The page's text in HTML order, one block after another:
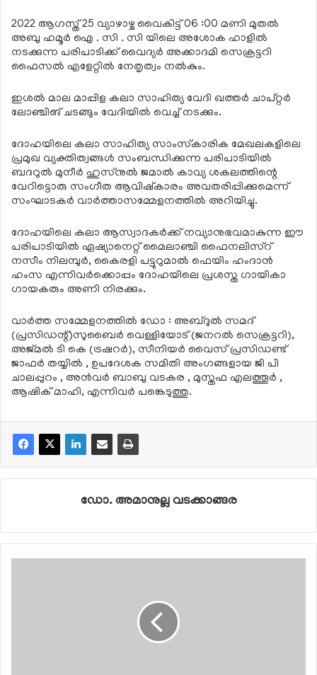
2022 ആഗസ്ത് 25 വ്യാഴാഴ്ച വൈകിട്ട് 06 :00 മണി മുതല്‍
അബു ഹമൂര്‍ ഐ . സി . സി യിലെ അശോക ഹാളില്‍
നടക്കുന്ന പരിപാടിക്ക് വൈദ്യര്‍ അക്കാദമി സെക്രട്ടറി
ഫൈസല്‍ എളേറ്റില്‍ നേതൃത്വം നല്‍കും.
ഇശല്‍ മാല മാപ്പിള കലാ സാഹിത്യ വേദി ഖത്തര്‍ ചാപ്റ്റര്‍
ലോഞ്ചിങ് ചടങ്ങും വേദിയില്‍ വെച്ച് നടക്കും.
ദോഹയിലെ കലാ സാഹിത്യ സാംസ്‌കാരിക മേഖലകളിലെ
പ്രമുഖ വ്യക്തിത്വങ്ങള്‍ സംബന്ധിക്കുന്ന പരിപാടിയില്‍
ബദറുല്‍ മുനീര്‍ ഹുസ്‌നുല്‍ ജമാല്‍ കാവ്യ ശകലത്തിന്റെ
വേറിട്ടൊരു സംഗീത ആവിഷ്‌കാരം അവതരിപ്പിക്കുമെന്ന്
സംഘാടകര്‍ വാര്‍ത്താസമ്മേളനത്തില്‍ അറിയിച്ചു.
ദോഹയിലെ കലാ ആസ്വാദകര്‍ക്ക് നവ്യാനുഭവമാകുന്ന ഈ
പരിപാടിയില്‍ ഏഷ്യാനെറ്റ് മൈലാഞ്ചി ഫൈനലിസ്‌റ്
നസീം നിലമ്പുര്‍, കൈരളി പട്ടുറുമാല്‍ ഫെയിം ഹംദാന്‍
ഹംസ എന്നിവര്‍ക്കൊപ്പം ദോഹയിലെ പ്രശസ്ത ഗായികാ
ഗായകരും അണി നിരക്കും.
വാര്‍ത്ത സമ്മേളനത്തില്‍ ഡോ : അബ്ദുല്‍ സമദ്
(പ്രസിഡന്റ്)സുബൈര്‍ വെള്ളിയോട് (ജനറല്‍ സെക്രട്ടറി),
അജ്മല്‍ ടി കെ (ട്രഷറര്‍), സീനിയര്‍ വൈസ് പ്രസിഡണ്ട്
ജാഫര്‍ തയ്യില്‍ , ഉപദേശക സമിതി അംഗങ്ങളായ ജി പി
ചാലപ്പുറം , അന്‍വര്‍ ബാബു വടകര , മുസ്തഫ എലത്തൂര്‍ ,
ആഷിക് മാഹി, എന്നിവര്‍ പങ്കെടുത്തു.
ഡോ. അമാനുല്ല വടക്കാങ്ങര